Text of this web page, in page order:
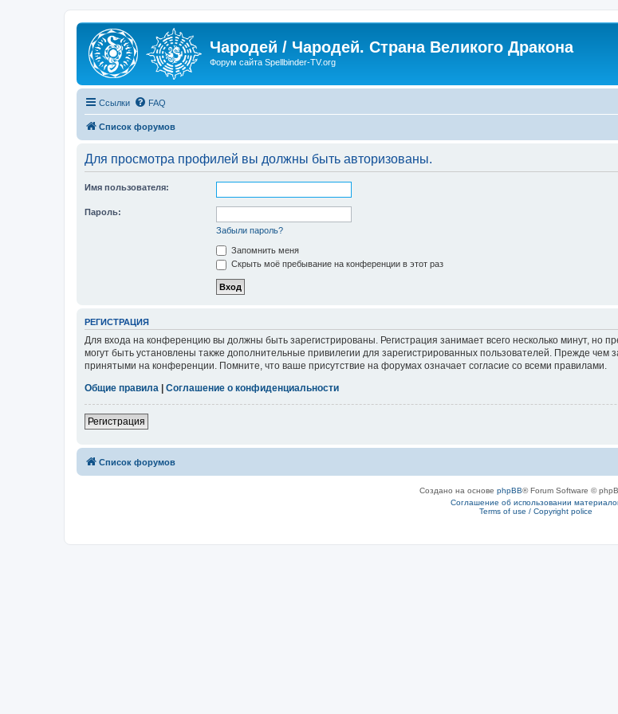
Чародей / Чародей. Страна Великого Дракона
Форум сайта Spellbinder-TV.org
Ссылки FAQ
Список форумов
Для просмотра профилей вы должны быть авторизованы.
Имя пользователя:
Пароль:
Забыли пароль?
Запомнить меня
Скрыть моё пребывание на конференции в этот раз
РЕГИСТРАЦИЯ
Для входа на конференцию вы должны быть зарегистрированы. Регистрация занимает всего несколько минут, но
могут быть установлены также дополнительные привилегии для зарегистрированных пользователей. Прежде чем
принятыми на конференции. Помните, что ваше присутствие на форумах означает согласие со всеми правилами.
Общие правила
Соглашение о конфиденциальности
Регистрация
Список форумов
Создано на основе phpBB® Forum Software ©
Соглашение об использовании
Terms of use / Copyright police